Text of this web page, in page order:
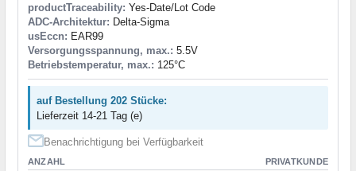
productTraceability: Yes-Date/Lot Code
ADC-Architektur: Delta-Sigma
usEccn: EAR99
Versorgungsspannung, max.: 5.5V
Betriebstemperatur, max.: 125°C
auf Bestellung 202 Stücke:
Lieferzeit 14-21 Tag (e)
Benachrichtigung bei Verfügbarkeit
ANZAHL PRIVATKUNDE